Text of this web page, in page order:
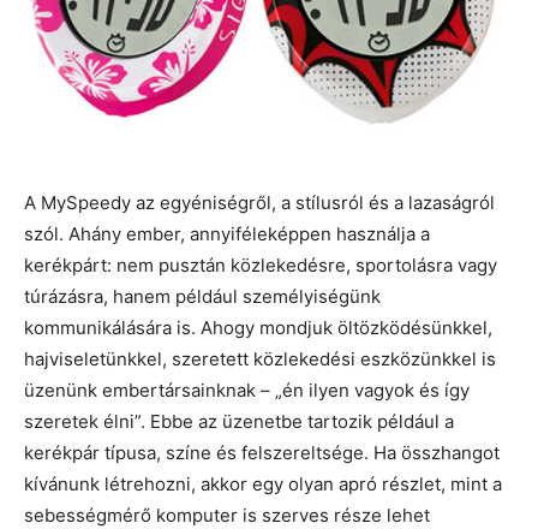
A MySpeedy az egyéniségről, a stílusról és a lazaságról
szól. Ahány ember, annyiféleképpen használja a
kerékpárt: nem pusztán közlekedésre, sportolásra vagy
túrázásra, hanem például személyiségünk
kommunikálására is. Ahogy mondjuk öltözködésünkkel,
hajviseletünkkel, szeretett közlekedési eszközünkkel is
üzenünk embertársainknak – „én ilyen vagyok és így
szeretek élni”. Ebbe az üzenetbe tartozik például a
kerékpár típusa, színe és felszereltsége. Ha összhangot
kívánunk létrehozni, akkor egy olyan apró részlet, mint a
sebességmérő komputer is szerves része lehet